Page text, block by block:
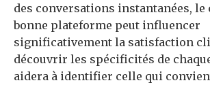
des conversations instantanées, le
bonne plateforme peut influencer
significativement la satisfaction
découvrir les spécificités de
aidera à identifier celle qui